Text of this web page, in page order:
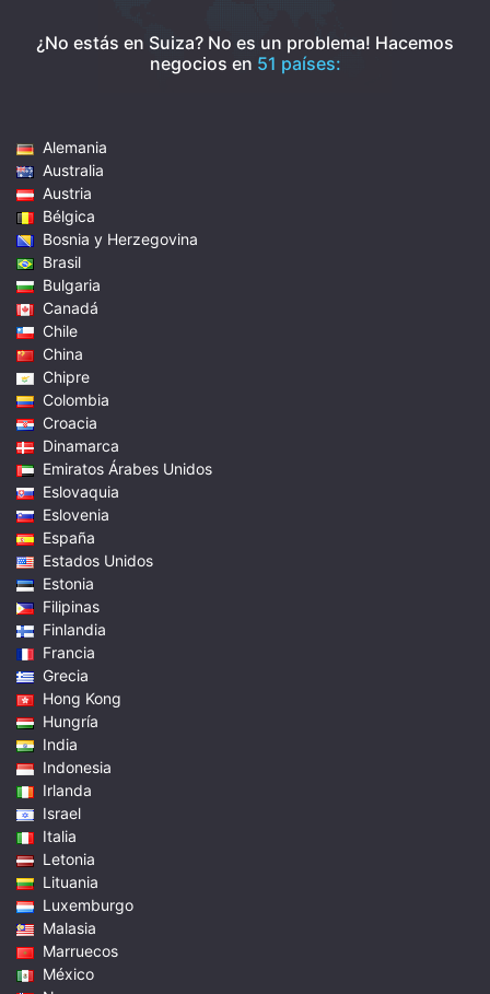
¿No estás en Suiza? No es un problema! Hacemos
negocios en 51 países:
Alemania
Australia
Austria
Bélgica
Bosnia y Herzegovina
Brasil
Bulgaria
Canadá
Chile
China
Chipre
Colombia
Croacia
Dinamarca
Emiratos Árabes Unidos
Eslovaquia
Eslovenia
España
Estados Unidos
Estonia
Filipinas
Finlandia
Francia
Grecia
Hong Kong
Hungría
India
Indonesia
Irlanda
Israel
Italia
Letonia
Lituania
Luxemburgo
Malasia
Marruecos
México